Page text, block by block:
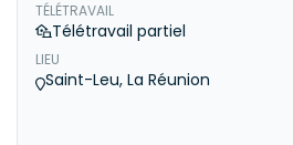
TÉLÉTRAVAIL
Télétravail partiel
LIEU
Saint-Leu, La Réunion